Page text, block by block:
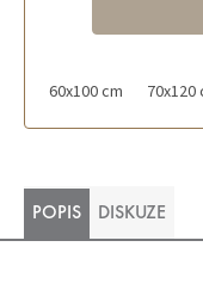
60x100 cm 70x120
POPIS DISKUZE